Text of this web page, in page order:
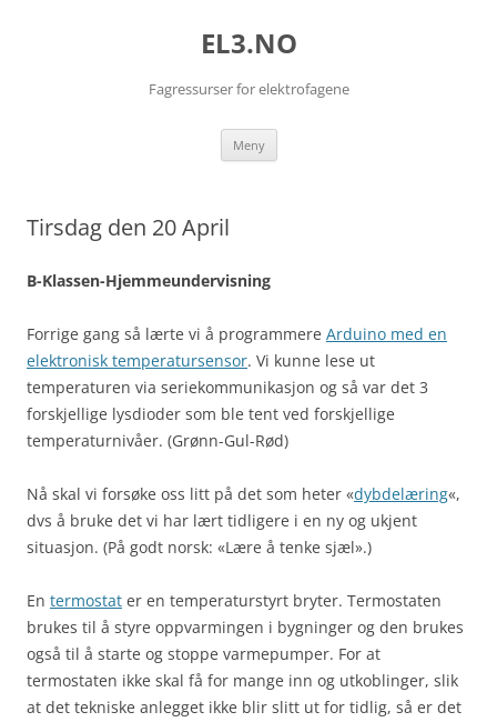
EL3.NO
Fagressurser for elektrofagene
Meny Hopp
innhold
Tirsdag den 20 April
B-Klassen-Hjemmeundervisning
Forrige gang så lærte vi å programmere Arduino med en
elektronisk temperatursensor. Vi kunne lese ut
temperaturen via seriekommunikasjon og så var det 3
forskjellige lysdioder som ble tent ved forskjellige
temperaturnivåer. (Grønn-Gul-Rød)
Nå skal vi forsøke oss litt på det som heter «dybdelæring«,
dvs å bruke det vi har lært tidligere i en ny og ukjent
situasjon. (På godt norsk: «Lære å tenke sjæl».)
En termostat er en temperaturstyrt bryter. Termostaten
brukes til å styre oppvarmingen i bygninger og den brukes
også til å starte og stoppe varmepumper. For at
termostaten ikke skal få for mange inn og utkoblinger, slik
at det tekniske anlegget ikke blir slitt ut for tidlig, så er det